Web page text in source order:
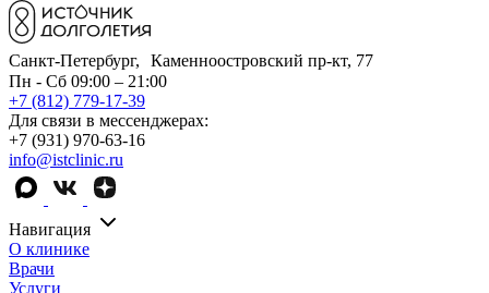
Санкт-Петербург, Каменноостровский пр-кт, 77
Пн - Сб 09:00 – 21:00
+7 (812) 779-17-39
Для связи в мессенджерах:
+7 (931) 970-63-16
info@istclinic.ru
Навигация
О клинике
Врачи
Услуги